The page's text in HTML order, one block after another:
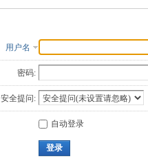
用户名
密码:
安全提问:
自动登录
登录